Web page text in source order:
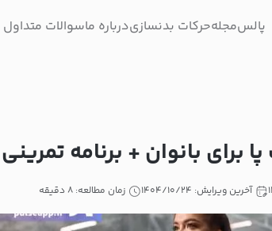
پالسمجلهحرکات بدنسازیدرباره ماسوالات متداول
برای بانوان + برنامه تمرینی
آخرین ویرایش: ۱۴۰۴/۱۰/۲۴ زمان مطالعه: ۸ دقیقه